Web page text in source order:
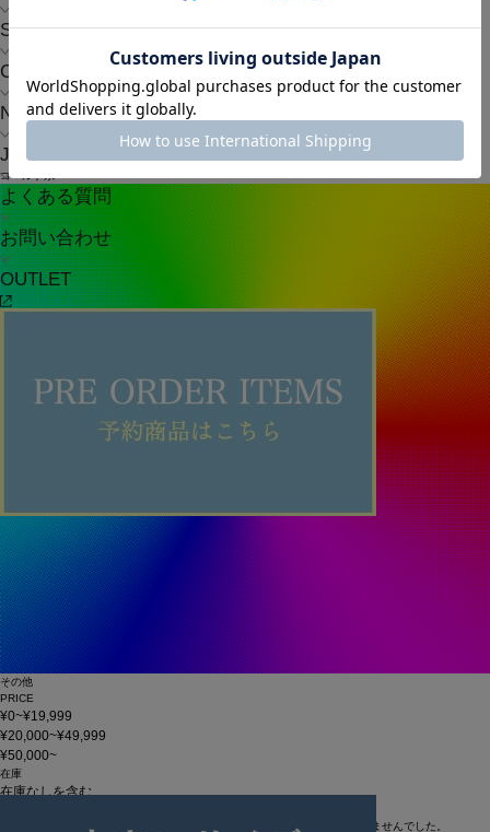
SALE
COORDINATE
NEWS
JOURNAL
よくある質問
お問い合わせ
OUTLET
ゴールド系
その他
PRICE
¥0~¥19,999
¥20,000~¥49,999
¥50,000~
在庫
在庫なしを含む
申し訳ございません。お探しのキーワードに該当する商品はございませんでした。